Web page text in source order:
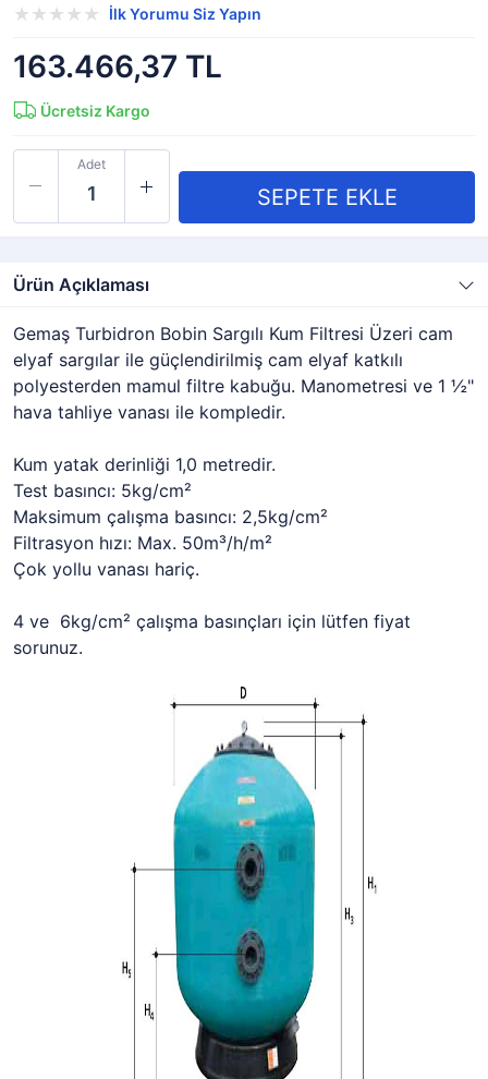
İlk Yorumu Siz Yapın
163.466,37 TL
Ücretsiz Kargo
Adet
Ürün Açıklaması
Gemaş Turbidron Bobin Sargılı Kum Filtresi Üzeri cam
elyaf sargılar ile güçlendirilmiş cam elyaf katkılı
polyesterden mamul filtre kabuğu. Manometresi ve 1 ½"
hava tahliye vanası ile kompledir.
Kum yatak derinliği 1,0 metredir.
Test basıncı: 5kg/cm²
Maksimum çalışma basıncı: 2,5kg/cm²
Filtrasyon hızı: Max. 50m³/h/m²
Çok yollu vanası hariç.
4 ve 6kg/cm² çalışma basınçları için lütfen fiyat
sorunuz.